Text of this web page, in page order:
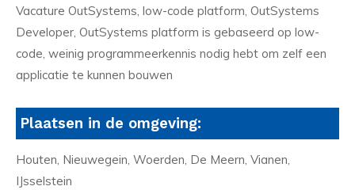
Vacature OutSystems, low-code platform, OutSystems
Developer, OutSystems platform is gebaseerd op low-
code, weinig programmeerkennis nodig hebt om zelf een
applicatie te kunnen bouwen
Plaatsen in de omgeving:
Houten, Nieuwegein, Woerden, De Meern, Vianen,
IJsselstein